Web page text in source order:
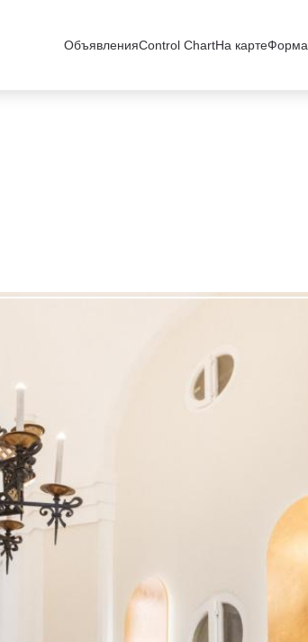
ОбъявленияControl ChartНа картеФорма